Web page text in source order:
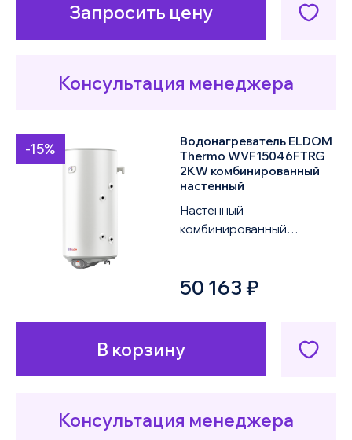
Запросить цену
Консультация менеджера
-15%
Водонагреватель ELDOM
Thermo WVF15046FTRG
2KW комбинированный
настенный
Настенный
комбинированный
2KW объемом 150 литров
50 163 ₽
В корзину
Консультация менеджера